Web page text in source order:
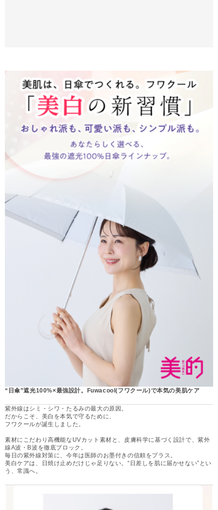
“日傘”遮光100%×最強設計。Fuwacool(フワクール)で本気の美肌ケア
紫外線はシミ・シワ・たるみの最大の原因。
だからこそ、美白を本気で守るために、
フワクールが誕生しました。
素材にこだわり高機能なUVカット素材と、皮膚科学に基づく設計で、紫外
線A波・B波を徹底ブロック。
毎日の紫外線対策に、今年は医師のお墨付きの信頼をプラス。
美白ケアは、日焼け止めだけじゃ足りない。“日差しを肌に届かせない”とい
う、常識へ。